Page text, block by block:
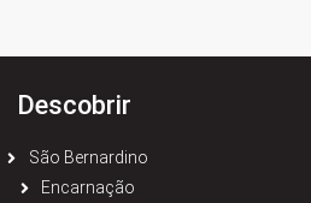
Descobrir
São Bernardino
Encarnação